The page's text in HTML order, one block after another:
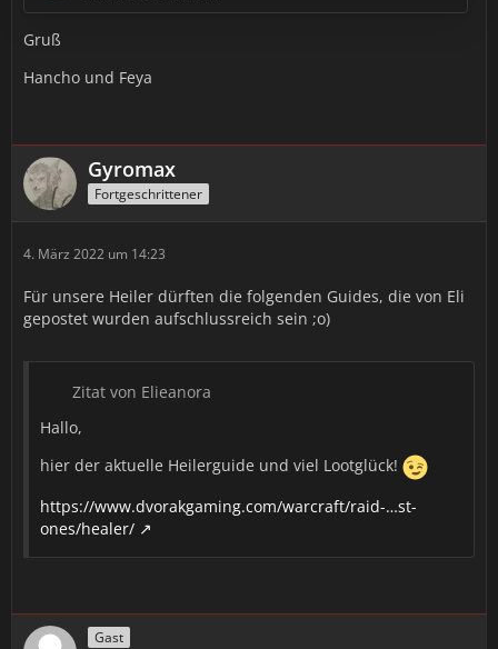
Heute auch mal mit Link zur schriftlichen Form an Hand
eines Spreadsheets, finde ich sehr praktisch und kanns
aus bissle unübersichtlich, aber am PC sehr schön.)
q4Uk6Eu/pubhtml
Wünsche uns allen Viel Spaß und Erfolg und natürlich
guten…
Gruß
Hancho und Feya
Gyromax
Fortgeschrittener
4. März 2022 um 14:23
Für unsere Heiler dürften die folgenden Guides, die von Eli
gepostet wurden aufschlussreich sein ;o)
Zitat von Elieanora
Hallo,
hier der aktuelle Heilerguide und viel Lootglück!
https://www.dvorakgaming.com/warcraft/raid-…st-
ones/healer/
Gast